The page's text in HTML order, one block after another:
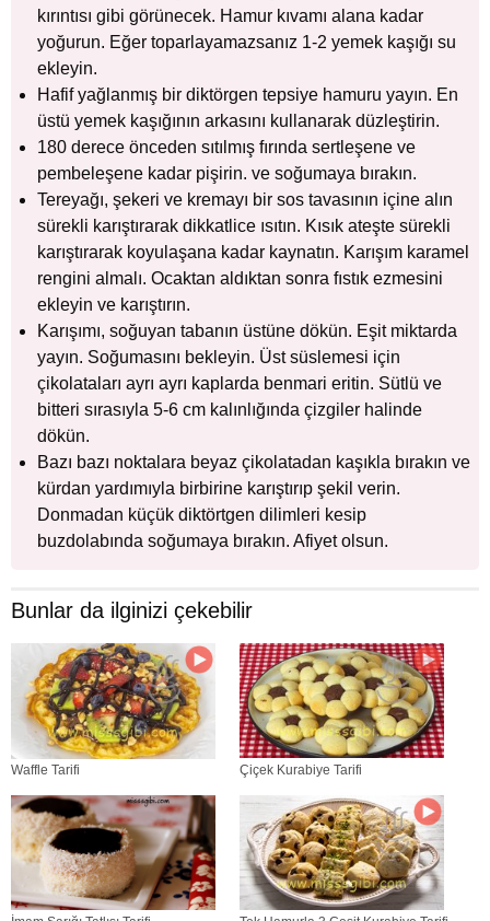
kırıntısı gibi görünecek. Hamur kıvamı alana kadar
yoğurun. Eğer toparlayamazsanız 1-2 yemek kaşığı su
ekleyin.
Hafif yağlanmış bir diktörgen tepsiye hamuru yayın. En
üstü yemek kaşığının arkasını kullanarak düzleştirin.
180 derece önceden sıtılmış fırında sertleşene ve
pembeleşene kadar pişirin. ve soğumaya bırakın.
Tereyağı, şekeri ve kremayı bir sos tavasının içine alın
sürekli karıştırarak dikkatlice ısıtın. Kısık ateşte sürekli
karıştırarak koyulaşana kadar kaynatın. Karışım karamel
rengini almalı. Ocaktan aldıktan sonra fıstık ezmesini
ekleyin ve karıştırın.
Karışımı, soğuyan tabanın üstüne dökün. Eşit miktarda
yayın. Soğumasını bekleyin. Üst süslemesi için
çikolataları ayrı ayrı kaplarda benmari eritin. Sütlü ve
bitteri sırasıyla 5-6 cm kalınlığında çizgiler halinde
dökün.
Bazı bazı noktalara beyaz çikolatadan kaşıkla bırakın ve
kürdan yardımıyla birbirine karıştırıp şekil verin.
Donmadan küçük diktörtgen dilimleri kesip
buzdolabında soğumaya bırakın. Afiyet olsun.
Bunlar da ilginizi çekebilir
Waffle Tarifi Çiçek Kurabiye Tarifi